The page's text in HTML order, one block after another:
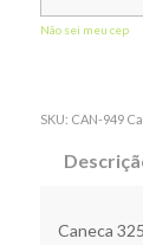
Não sei meu cep
SKU: CAN-949
Caneca